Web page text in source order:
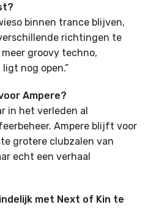
binnen trance blijven,
richtingen te
groovy techno,
nog open.”
Ampere?
in het verleden al
Ampere blijft voor
grotere clubzalen van
echt een verhaal
met Next of Kin te